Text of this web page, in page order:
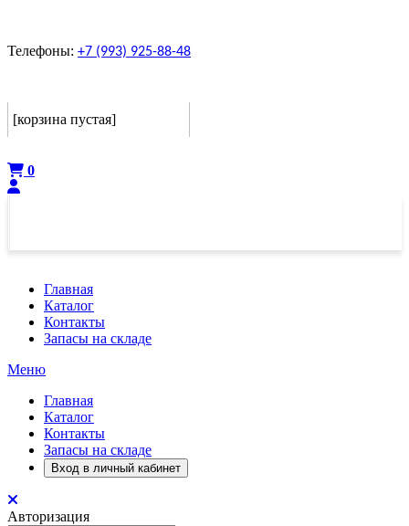
Телефоны: +7 (993) 925-88-48
[корзина пустая]
0
Главная
Каталог
Контакты
Запасы на складе
Меню
Главная
Каталог
Контакты
Запасы на складе
Вход в личный кабинет
Авторизация